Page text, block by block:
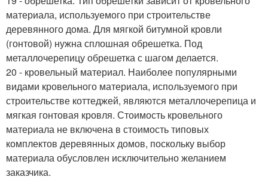
материала, используемого при строительстве
деревянного дома. Для мягкой битумной кровли
(гонтовой) нужна сплошная обрешетка. Под
металлочерепицу обрешетка с шагом делается.
20 - кровельный материал. Наиболее популярными
видами кровельного материала, используемого при
строительстве коттеджей, являются металлочерепица и
мягкая гонтовая кровля. Стоимость кровельного
материала не включена в стоимость типовых
комплектов деревянных домов, поскольку выбор
материала обусловлен исключительно желанием
заказчика.